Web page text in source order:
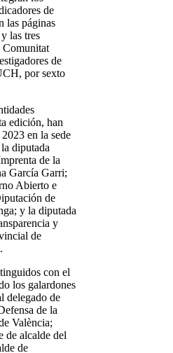
de
las páginas
las tres
Comunitat
de
por sexto
edición, han
en la sede
diputada
de la
García Garri;
Abierto e
de
y la diputada
y
de
con el
los galardones
delegado de
de la
València;
de alcalde del
de